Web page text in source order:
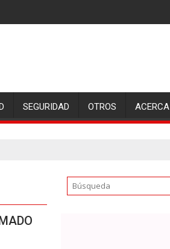
SEGURIDAD OTROS ACERCA